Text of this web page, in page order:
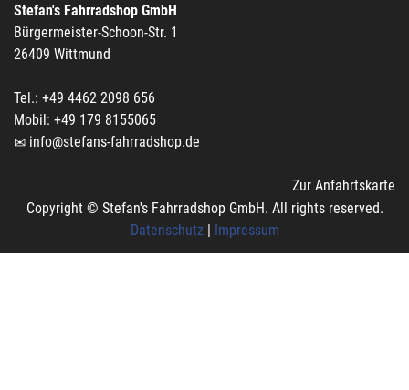
Stefan's Fahrradshop GmbH
Bürgermeister-Schoon-Str. 1
26409 Wittmund
Tel.: +49 4462 2098 656
Mobil: +49 179 8155065
info@stefans-fahrradshop.de
Zur Anfahrtskarte
Copyright © Stefan's Fahrradshop GmbH. All rights reserved.
Datenschutz| Impressum